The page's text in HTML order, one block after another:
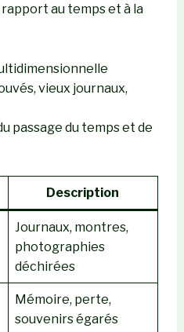
au temps et à la
vieux journaux,
passage du temps et de
Description
Journaux, montres,
photographies
déchirées
Mémoire, perte,
souvenirs égarés